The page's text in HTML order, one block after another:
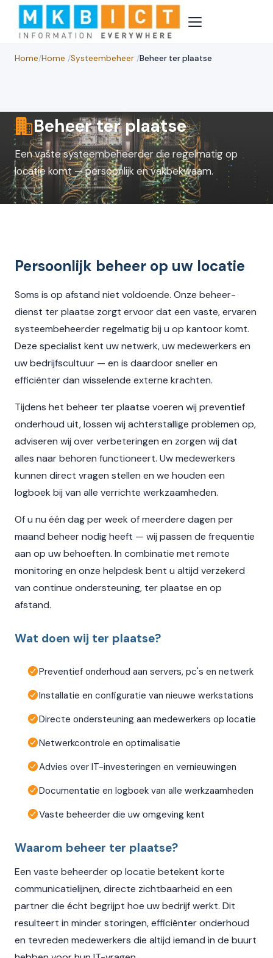
Home/Home /Systeembeheer /Beheer ter plaatse
Beheer ter plaatse
Een vaste systeembeheerder die regelmatig op
locatie komt — persoonlijk en vakbekwaam.
Persoonlijk beheer op uw locatie
Soms is op afstand niet voldoende. Onze beheer-
dienst ter plaatse zorgt ervoor dat een vaste, ervaren
systeembeheerder regelmatig bij u op kantoor komt.
Deze specialist kent uw netwerk, uw medewerkers en
uw bedrijfscultuur — en is daardoor sneller en
efficiënter dan wisselende externe krachten.
Tijdens het beheer ter plaatse voeren wij preventief
onderhoud uit, lossen wij achterstallige problemen op,
adviseren wij over verbeteringen en zorgen wij dat
alles naar behoren functioneert. Uw medewerkers
kunnen direct vragen stellen en we houden een
logboek bij van alle verrichte werkzaamheden.
Of u nu één dag per week of meerdere dagen per
maand beheer nodig heeft — wij passen de frequentie
aan op uw behoeften. In combinatie met remote
monitoring en onze helpdesk bent u altijd verzekerd
van continue ondersteuning, ter plaatse en op
afstand.
Wat doen wij ter plaatse?
Preventief onderhoud aan servers, pc's en netwerk
Installatie en configuratie van nieuwe werkstations
Directe ondersteuning aan medewerkers op locatie
Netwerkcontrole en optimalisatie
Advies over IT-investeringen en vernieuwingen
Documentatie en logboek van alle werkzaamheden
Vaste beheerder die uw omgeving kent
Waarom beheer ter plaatse?
Een vaste beheerder op locatie betekent korte
communicatielijnen, directe zichtbaarheid en een
partner die écht begrijpt hoe uw bedrijf werkt. Dit
resulteert in minder storingen, efficiënter onderhoud
en tevreden medewerkers die altijd iemand in de buurt